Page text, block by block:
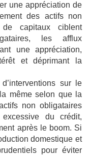
une appréciation de
des actifs non
capitaux ciblent
les afflux
une appréciation,
et déprimant la
sur le
même selon que la
non obligataires
du crédit,
après le boom. Si
domestique et
pour éviter